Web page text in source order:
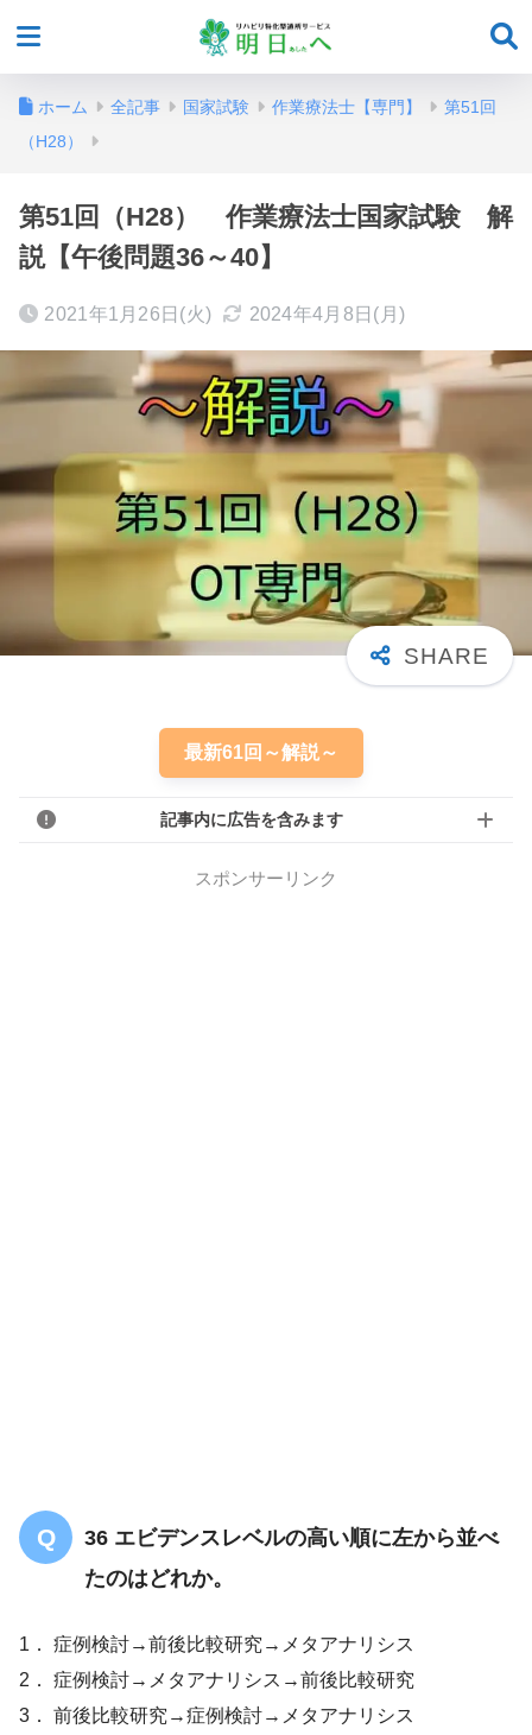
ホーム 全記事 国家試験 作業療法士【専門】
第51回
（H28）
第51回（H28） 作業療法士国家試験 解
説【午後問題36～40】
2021年1月26日(火) 2024年4月8日(月)
最新61回～解説～
記事内に広告を含みます
スポンサーリンク
36 エビデンスレベルの高い順に左から並べ
たのはどれか。
1． 症例検討→前後比較研究→メタアナリシス
2． 症例検討→メタアナリシス→前後比較研究
3． 前後比較研究→症例検討→メタアナリシス